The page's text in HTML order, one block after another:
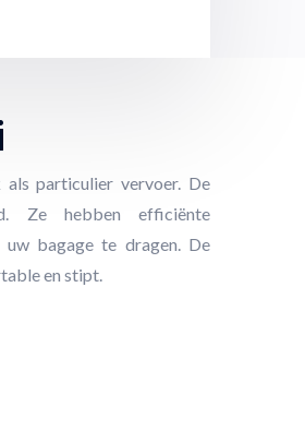
particulier vervoer. De
Ze hebben efficiënte
uw bagage te dragen. De
en stipt.